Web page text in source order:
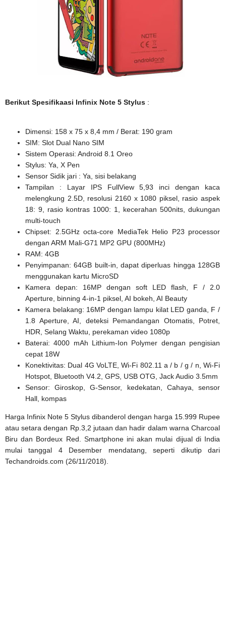
Berikut Spesifikaasi Infinix Note 5 Stylus :
Dimensi: 158 x 75 x 8,4 mm / Berat: 190 gram
SIM: Slot Dual Nano SIM
Sistem Operasi: Android 8.1 Oreo
Stylus: Ya, X Pen
Sensor Sidik jari : Ya, sisi belakang
Tampilan : Layar IPS FullView 5,93 inci dengan kaca
melengkung 2.5D, resolusi 2160 x 1080 piksel, rasio aspek
18: 9, rasio kontras 1000: 1, kecerahan 500nits, dukungan
multi-touch
Chipset: 2.5GHz octa-core MediaTek Helio P23 processor
dengan ARM Mali-G71 MP2 GPU (800MHz)
RAM: 4GB
Penyimpanan: 64GB built-in, dapat diperluas hingga 128GB
menggunakan kartu MicroSD
Kamera depan: 16MP dengan soft LED flash, F / 2.0
Aperture, binning 4-in-1 piksel, AI bokeh, AI Beauty
Kamera belakang: 16MP dengan lampu kilat LED ganda, F /
1.8 Aperture, AI, deteksi Pemandangan Otomatis, Potret,
HDR, Selang Waktu, perekaman video 1080p
Baterai: 4000 mAh Lithium-Ion Polymer dengan pengisian
cepat 18W
Konektivitas: Dual 4G VoLTE, Wi-Fi 802.11 a / b / g / n, Wi-Fi
Hotspot, Bluetooth V4.2, GPS, USB OTG, Jack Audio 3.5mm
Sensor: Giroskop, G-Sensor, kedekatan, Cahaya, sensor
Hall, kompas
Harga Infinix Note 5 Stylus dibanderol dengan harga 15.999 Rupee
atau setara dengan Rp.3,2 jutaan dan hadir dalam warna Charcoal
Biru dan Bordeux Red. Smartphone ini akan mulai dijual di India
mulai tanggal 4 Desember mendatang, seperti dikutip dari
Techandroids.com (26/11/2018).